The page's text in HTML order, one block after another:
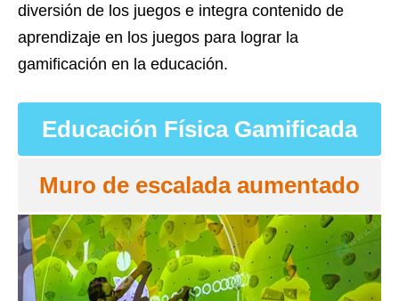
diversión de los juegos e integra contenido de
aprendizaje en los juegos para lograr la
gamificación en la educación.
Educación Física Gamificada
Muro de escalada aumentado